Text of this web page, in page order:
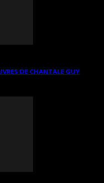
DE CHANTALE GUY